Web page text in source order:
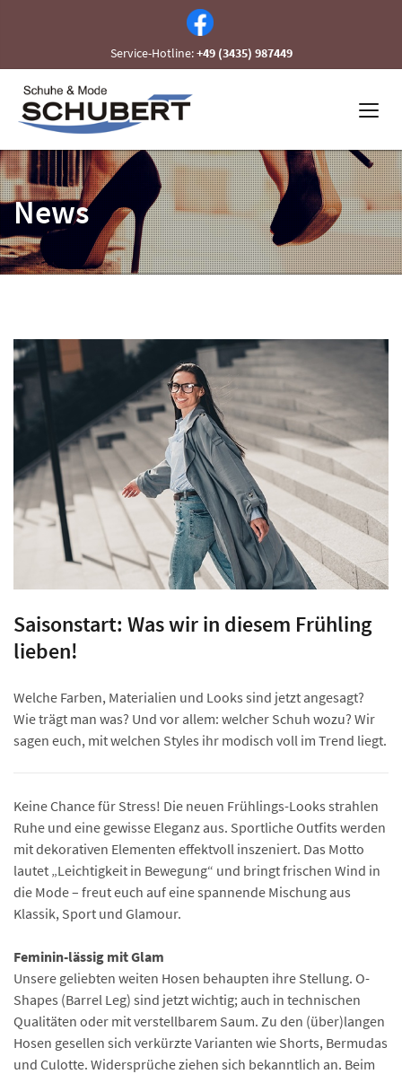
Service-Hotline:+49 (3435) 987449
News
Saisonstart: Was wir in diesem Frühling
lieben!
Welche Farben, Materialien und Looks sind jetzt angesagt?
Wie trägt man was? Und vor allem: welcher Schuh wozu? Wir
sagen euch, mit welchen Styles ihr modisch voll im Trend liegt.
Keine Chance für Stress! Die neuen Frühlings-Looks strahlen
Ruhe und eine gewisse Eleganz aus. Sportliche Outfits werden
mit dekorativen Elementen effektvoll inszeniert. Das Motto
lautet „Leichtigkeit in Bewegung“ und bringt frischen Wind in
die Mode – freut euch auf eine spannende Mischung aus
Klassik, Sport und Glamour.
Feminin-lässig mit Glam
Unsere geliebten weiten Hosen behaupten ihre Stellung. O-
Shapes (Barrel Leg) sind jetzt wichtig; auch in technischen
Qualitäten oder mit verstellbarem Saum. Zu den (über)langen
Hosen gesellen sich verkürzte Varianten wie Shorts, Bermudas
und Culotte. Widersprüche ziehen sich bekanntlich an. Beim